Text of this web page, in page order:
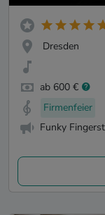
Dresden
ab 600 €
Firmenfeier
Funky